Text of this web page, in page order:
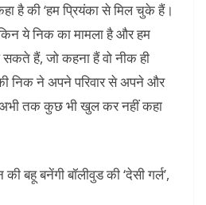
है की ‘हम प्रियंका से मिल चुके हैं।
ये निक का मामला है और हम
हैं, जो कहना हैं वो नीक ही
निक ने अपने परिवार से अपने और
अभी तक कुछ भी खुल कर नहीं कहा